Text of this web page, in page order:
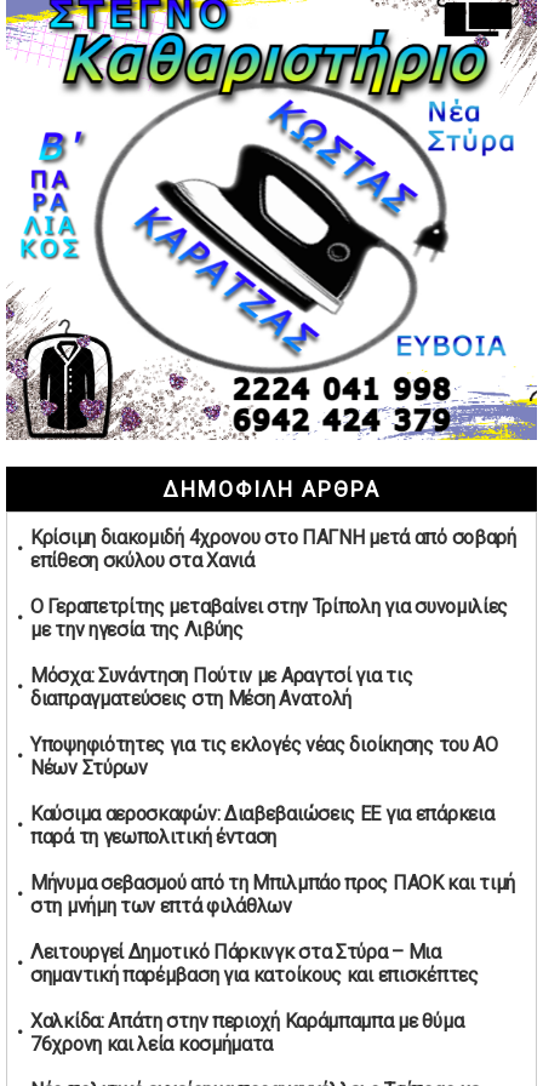
Περιστέρι: Ένταση μεταξύ ανηλίκων άφησε δύο
15χρονους τραυματίες
02/05/2026 | 18:56
Ηνωμένα Αραβικά Εμιράτα: Αίρουν τους περιορισμούς
στον εναέριο χώρο
02/05/2026 | 17:16
Η Αθηνά Λινού αφήνει ανοιχτό το ενδεχόμενο ένταξης
στον νέο πολιτικό φορέα Τσίπρα
02/05/2026 | 17:01
Αταμάν: Κανείς δεν έχει δικαίωμα να μιλά για τον πρόεδρο
και την οικογένειά του
02/05/2026 | 15:59
Μαρινάκης: Ο Ανδρουλάκης υπαναχώρησε στις
συμφωνίες για τις Ανεξάρτητες Αρχές
02/05/2026 | 09:36
Ψηφιακός έλεγχος στην αγορά: QR code για πωλήσεις
καπνικών και αλκοόλ σε 88.000 σημεία
02/05/2026 | 06:26
Καύσιμα αεροσκαφών: Διαβεβαιώσεις ΕΕ για επάρκεια
01/05/2026 | 19:54
Βελόπουλος: Κριτική σε πολιτικούς αρχηγούς για
δηλώσεις την Πρωτομαγιά
01/05/2026 | 19:33
Υπερβολική ταχύτητα στο Αλιβέρι οδήγησε σε σύλληψη
38χρονου οδηγού
01/05/2026 | 19:12
Υποψηφιότητες για τις εκλογές νέας διοίκησης του ΑΟ
Νέων Στύρων
01/05/2026 | 15:57
Τουρκία: Ένταση στις συγκεντρώσεις για την Πρωτομαγιά
01/05/2026 | 13:20
στη μνήμη των επτά φιλάθλων
01/05/2026 | 13:03
ΔΗΜΟΦΙΛΗ ΑΡΘΡΑ
Κρίσιμη διακομιδή 4χρονου στο ΠΑΓΝΗ μετά από σοβαρή
επίθεση σκύλου στα Χανιά
Ο Γεραπετρίτης μεταβαίνει στην Τρίπολη για συνομιλίες
με την ηγεσία της Λιβύης
Μόσχα: Συνάντηση Πούτιν με Αραγτσί για τις
διαπραγματεύσεις στη Μέση Ανατολή
Υποψηφιότητες για τις εκλογές νέας διοίκησης του ΑΟ
Νέων Στύρων
Καύσιμα αεροσκαφών: Διαβεβαιώσεις ΕΕ για επάρκεια
παρά τη γεωπολιτική ένταση
Μήνυμα σεβασμού από τη Μπιλμπάο προς ΠΑΟΚ και τιμή
στη μνήμη των επτά φιλάθλων
Λειτουργεί Δημοτικό Πάρκινγκ στα Στύρα – Μια
σημαντική παρέμβαση για κατοίκους και επισκέπτες
Χαλκίδα: Απάτη στην περιοχή Καράμπαμπα με θύμα
76χρονη και λεία κοσμήματα